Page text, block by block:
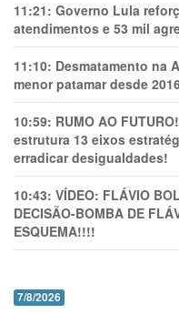
11:21: Governo Lula
atendimentos e 53 mil
11:10: Desmatamento na
menor patamar desde
10:59: RUMO AO
estrutura 13 eixos
erradicar desigualdades!
10:43: VÍDEO: FLÁVIO
DECISÃO-BOMBA DE
ESQUEMA!!!!
7/8/2026